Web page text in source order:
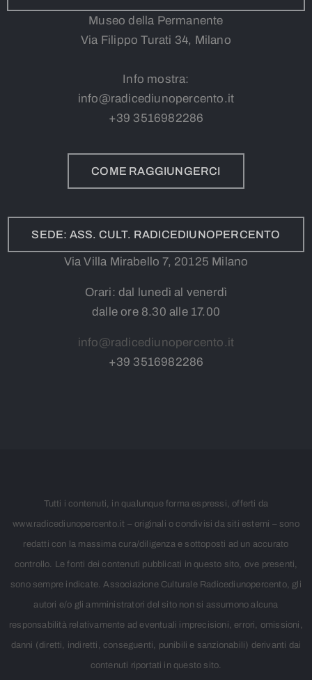
Museo della Permanente
Via Filippo Turati 34, Milano
Info mostra:
info@radicediunopercento.it
+39 3516982286
COME RAGGIUNGERCI
SEDE: ASS. CULT. RADICEDIUNOPERCENTO
Via Villa Mirabello 7, 20125 Milano
Orari: dal lunedì al venerdì
dalle ore 8.30 alle 17.00
info@radicediunopercento.it
+39 3516982286
Tutti i contenuti, in qualunque forma espressi, offerti da
www.radicediunopercento.it – originali o condivisi da siti esterni – sono
redatti con la massima cura/diligenza e sottoposti ad un accurato
controllo. Le fonti dei contenuti pubblicati in questo sito, ove presenti,
sono sempre indicate. Associazione Culturale Radicediunopercento, gli
autori e/o gli amministratori del sito non si assumono alcuna
responsabilità relativamente ad eventuali imprecisioni, errori, omissioni,
danni (diretti, indiretti, conseguenti, punibili e sanzionabili) derivanti dai
contenuti riportati in questo sito.